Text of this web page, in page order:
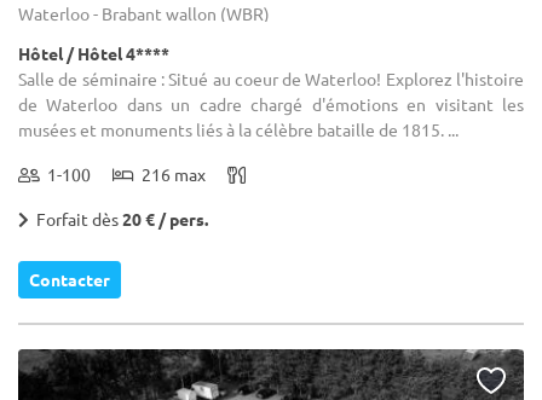
Waterloo - Brabant wallon (WBR)
Hôtel / Hôtel 4****
Salle de séminaire : Situé au coeur de Waterloo! Explorez l'histoire
de Waterloo dans un cadre chargé d'émotions en visitant les
musées et monuments liés à la célèbre bataille de 1815. ...
1-100 216 max
Forfait dès20 € / pers.
Contacter